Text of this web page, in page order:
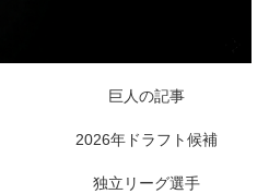
巨人の記事
2026年ドラフト候補
独立リーグ選手